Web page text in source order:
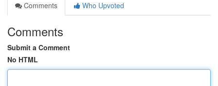
Comments
Who Upvoted
Comments
Submit a Comment
No HTML